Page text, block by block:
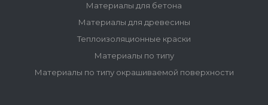
Материалы для бетона
Материалы для древесины
Теплоизоляционные краски
Материалы по типу
Материалы по типу окрашиваемой поверхности